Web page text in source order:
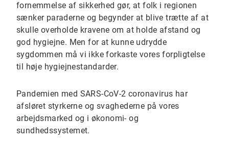
fornemmelse af sikkerhed gør, at folk i regionen
sænker paraderne og begynder at blive trætte af at
skulle overholde kravene om at holde afstand og
god hygiejne. Men for at kunne udrydde
sygdommen må vi ikke forkaste vores forpligtelse
til høje hygiejnestandarder.
Pandemien med SARS-CoV-2 coronavirus har
afsløret styrkerne og svaghederne på vores
arbejdsmarked og i økonomi- og
sundhedssystemet.